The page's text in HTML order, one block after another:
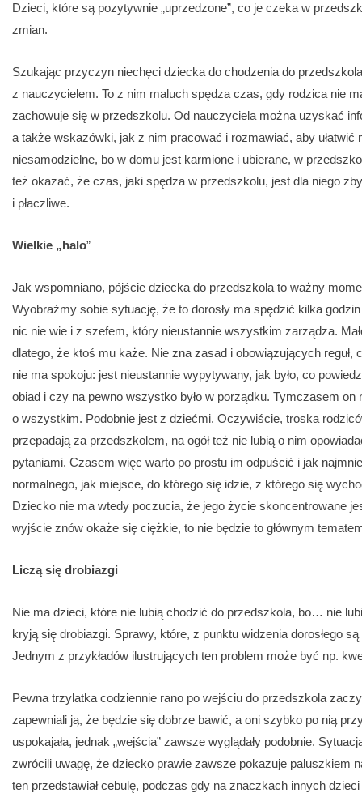
Dzieci, które są pozytywnie „uprzedzone”, co je czeka w
zmian.
Szukając przyczyn niechęci dziecka do chodzenia do
z nauczycielem. To z nim maluch spędza czas, gdy rodzica nie
zachowuje się w przedszkolu. Od nauczyciela można uzyskać
a także wskazówki, jak z nim pracować i rozmawiać, aby
niesamodzielne, bo w domu jest karmione i ubierane, w
też okazać, że czas, jaki spędza w przedszkolu, jest dla niego
i płaczliwe.
Wielkie „halo”
Jak wspomniano, pójście dziecka do przedszkola to ważny
Wyobraźmy sobie sytuację, że to dorosły ma spędzić kilka
nic nie wie i z szefem, który nieustannie wszystkim zarządza.
dlatego, że ktoś mu każe. Nie zna zasad i obowiązujących
nie ma spokoju: jest nieustannie wypytywany, jak było, co
obiad i czy na pewno wszystko było w porządku. Tymczasem
o wszystkim. Podobnie jest z dziećmi. Oczywiście, troska
przepadają za przedszkolem, na ogół też nie lubią o nim
pytaniami. Czasem więc warto po prostu im odpuścić i jak
normalnego, jak miejsce, do którego się idzie, z którego się
Dziecko nie ma wtedy poczucia, że jego życie skoncentrowane
wyjście znów okaże się ciężkie, to nie będzie to głównym
Liczą się drobiazgi
Nie ma dzieci, które nie lubią chodzić do przedszkola, bo… nie
kryją się drobiazgi. Sprawy, które, z punktu widzenia dorosłego
Jednym z przykładów ilustrujących ten problem może być np.
Pewna trzylatka codziennie rano po wejściu do przedszkola
zapewniali ją, że będzie się dobrze bawić, a oni szybko po nią
uspokajała, jednak „wejścia” zawsze wyglądały podobnie.
zwrócili uwagę, że dziecko prawie zawsze pokazuje paluszkiem
ten przedstawiał cebulę, podczas gdy na znaczkach innych dzieci